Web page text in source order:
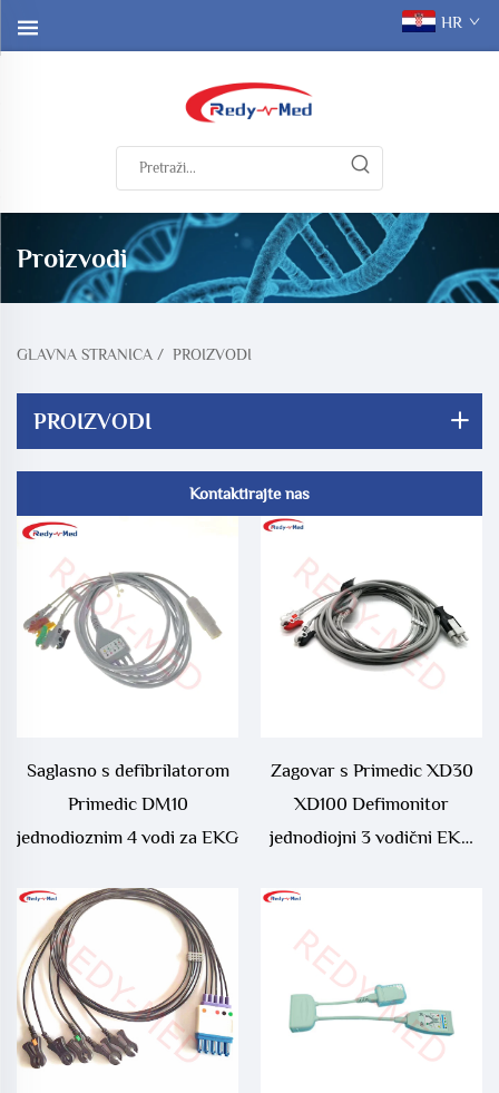
HR
Proizvodi
GLAVNA STRANICA / PROIZVODI
PROIZVODI
Kontaktirajte nas
Saglasno s defibrilatorom
Primedic DM10
jednodioznim 4 vodi za EKG
Zagovar s Primedic XD30
XD100 Defimonitor
jednodiojni 3 vodični EKG